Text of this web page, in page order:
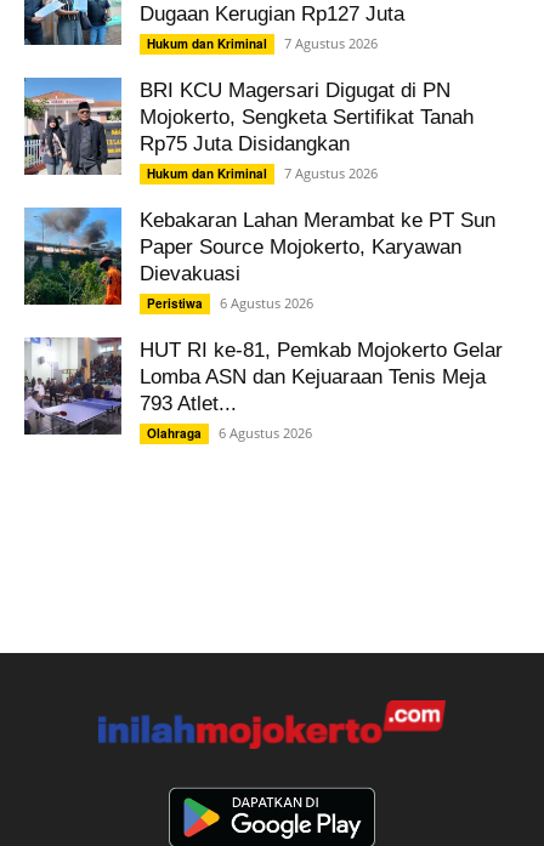
Dugaan Kerugian Rp127 Juta
Hukum dan Kriminal 7 Agustus 2026
BRI KCU Magersari Digugat di PN
Mojokerto, Sengketa Sertifikat Tanah
Rp75 Juta Disidangkan
Hukum dan Kriminal 7 Agustus 2026
Kebakaran Lahan Merambat ke PT Sun
Paper Source Mojokerto, Karyawan
Dievakuasi
Peristiwa 6 Agustus 2026
HUT RI ke-81, Pemkab Mojokerto Gelar
Lomba ASN dan Kejuaraan Tenis Meja
793 Atlet...
Olahraga 6 Agustus 2026